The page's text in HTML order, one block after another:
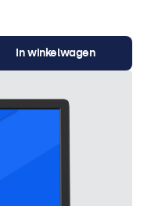
In winkelwagen